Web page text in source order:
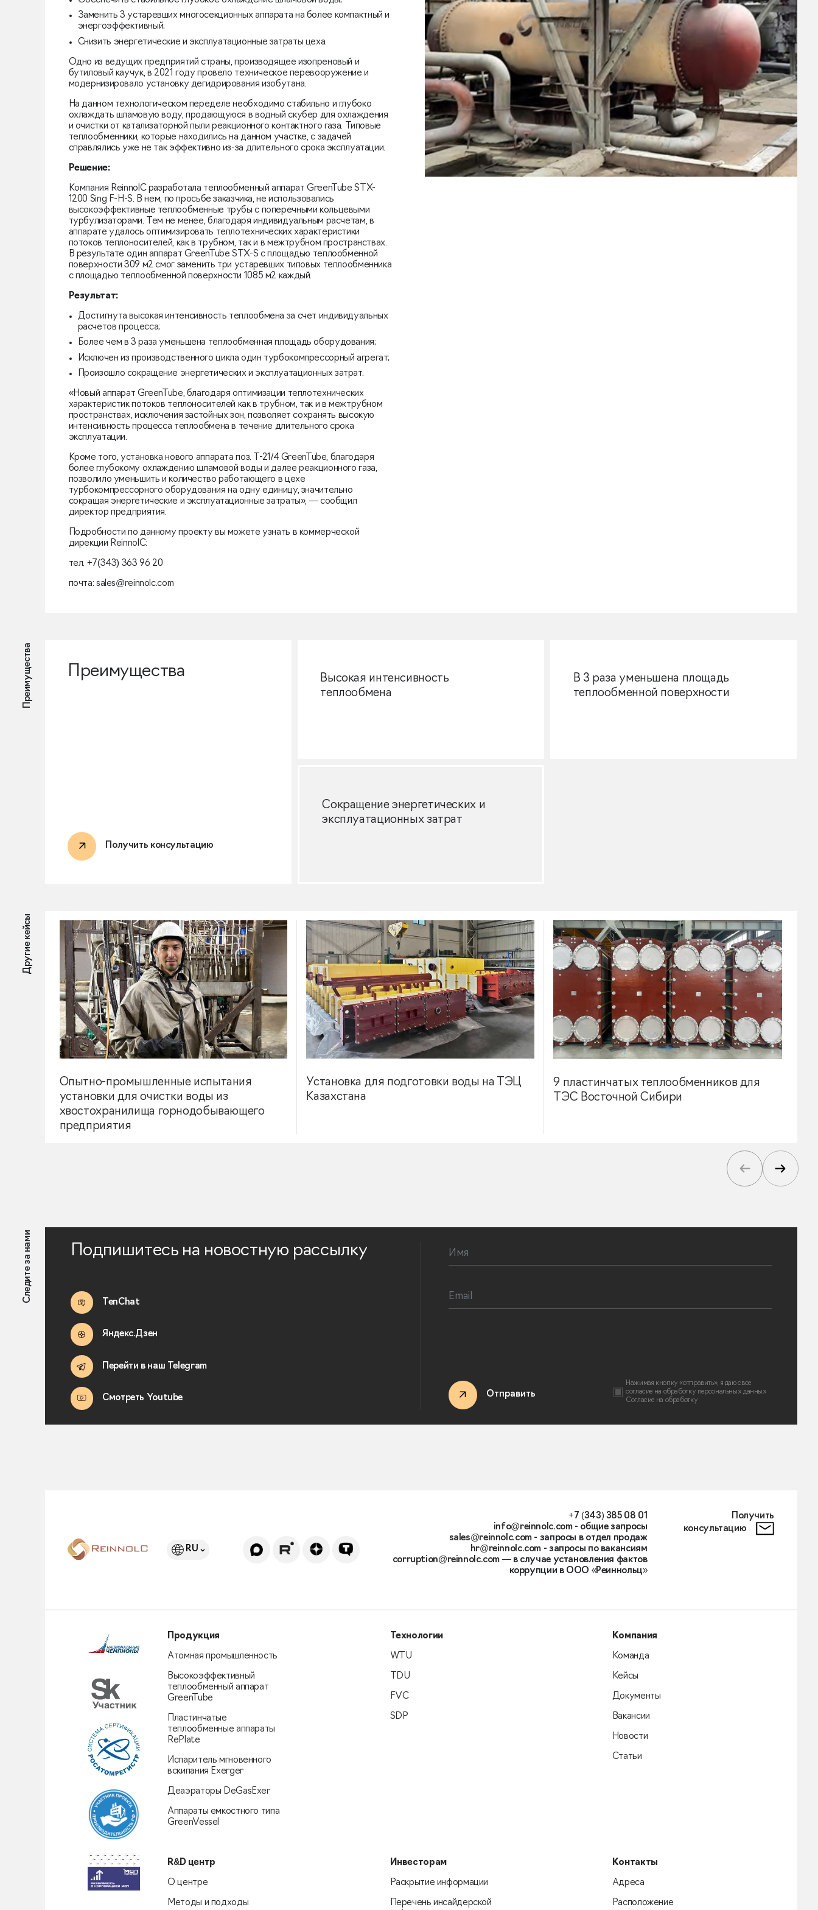
Заменить 3 устаревших многосекционных аппарата на более компактный и
энергоэффективный;
Снизить энергетические и эксплуатационные затраты цеха.
Одно из ведущих предприятий страны, производящее изопреновый и
бутиловый каучук, в 2021 году провело техническое перевооружение и
модернизировало установку дегидрирования изобутана.
На данном технологическом переделе необходимо стабильно и глубоко
охлаждать шламовую воду, продающуюся в водный скубер для охлаждения
и очистки от катализаторной пыли реакционного контактного газа. Типовые
теплообменники, которые находились на данном участке, с задачей
справлялись уже не так эффективно из-за длительного срока эксплуатации.
Решение:
Компания ReinnolC разработала теплообменный аппарат GreenTube STX-
1200 Sing F-H-S. В нем, по просьбе заказчика, не использовались
высокоэффективные теплообменные трубы с поперечными кольцевыми
турбулизаторами. Тем не менее, благодаря индивидуальным расчетам, в
аппарате удалось оптимизировать теплотехнических характеристики
потоков теплоносителей, как в трубном, так и в межтрубном пространствах.
В результате один аппарат GreenTube STX-S с площадью теплообменной
поверхности 309 м2 смог заменить три устаревших типовых теплообменника
с площадью теплообменной поверхности 1085 м2 каждый.
Результат:
Достигнута высокая интенсивность теплообмена за счет индивидуальных
расчетов процесса;
Более чем в 3 раза уменьшена теплообменная площадь оборудования;
Исключен из производственного цикла один турбокомпрессорный агрегат;
Произошло сокращение энергетических и эксплуатационных затрат.
«Новый аппарат GreenTube, благодаря оптимизации теплотехнических
характеристик потоков теплоносителей как в трубном, так и в межтрубном
пространствах, исключения застойных зон, позволяет сохранять высокую
интенсивность процесса теплообмена в течение длительного срока
эксплуатации.
Кроме того, установка нового аппарата поз. Т-21/4 GreenTube, благодаря
более глубокому охлаждению шламовой воды и далее реакционного газа,
позволило уменьшить и количество работающего в цехе
турбокомпрессорного оборудования на одну единицу, значительно
сокращая энергетические и эксплуатационные затраты», — сообщил
директор предприятия.
Подробности по данному проекту вы можете узнать в коммерческой
дирекции ReinnolC:
тел. +7(343) 363 96 20
почта: sales@reinnolc.com
Преимущества Преимущества
Получить консультацию
Высокая интенсивность
теплообмена
В 3 раза уменьшена площадь
теплообменной поверхности
Сокращение энергетических и
эксплуатационных затрат
Другие кейсы
Опытно-промышленные испытания
установки для очистки воды из
хвостохранилища горнодобывающего
предприятия
Установка для подготовки воды на ТЭЦ
Казахстана
9 пластинчатых теплообменников для
ТЭС Восточной Сибири
Следите за нами Подпишитесь на новостную рассылку
TenChat
Яндекс.Дзен
Перейти в наш Telegram
Смотреть Youtube Отправить
Нажимая кнопку «отправить», я даю свое
согласие на обработку персональных данных
Согласие на обработку
RU
+7 (343) 385 08 01
info@reinnolc.com- общие запросы
sales@reinnolc.com- запросы в отдел продаж
hr@reinnolc.com - запросы по вакансиям
corruption@reinnolc.com — в случае установления фактов
коррупции в ООО «Реиннольц»
Получить
консультацию
Продукция
Атомная промышленность
Высокоэффективный
теплообменный аппарат
GreenTube
Пластинчатые
теплообменные аппараты
RePlate
Испаритель мгновенного
вскипания Exerger
Деаэраторы DeGasExer
Аппараты емкостного типа
GreenVessel
Технологии
WTU
TDU
FVC
SDP
Компания
Команда
Кейсы
Документы
Вакансии
Новости
Статьи
R&D центр
О центре
Методы и подходы
Инвесторам
Раскрытие информации
Перечень инсайдерской
Контакты
Адреса
Расположение